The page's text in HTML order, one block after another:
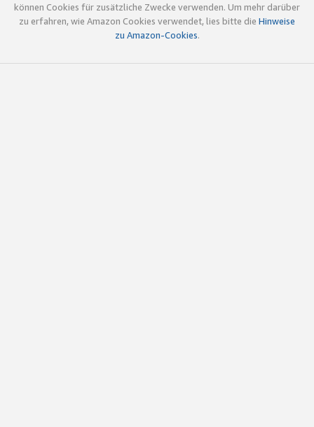
können Cookies für zusätzliche Zwecke verwenden. Um mehr darüber
zu erfahren, wie Amazon Cookies verwendet, lies bitte die Hinweise
zu Amazon-Cookies.